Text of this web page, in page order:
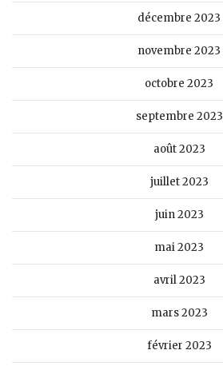
décembre 2023
novembre 2023
octobre 2023
septembre 2023
août 2023
juillet 2023
juin 2023
mai 2023
avril 2023
mars 2023
février 2023